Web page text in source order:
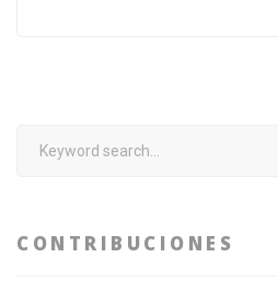
Search
CONTRIBUCIONES